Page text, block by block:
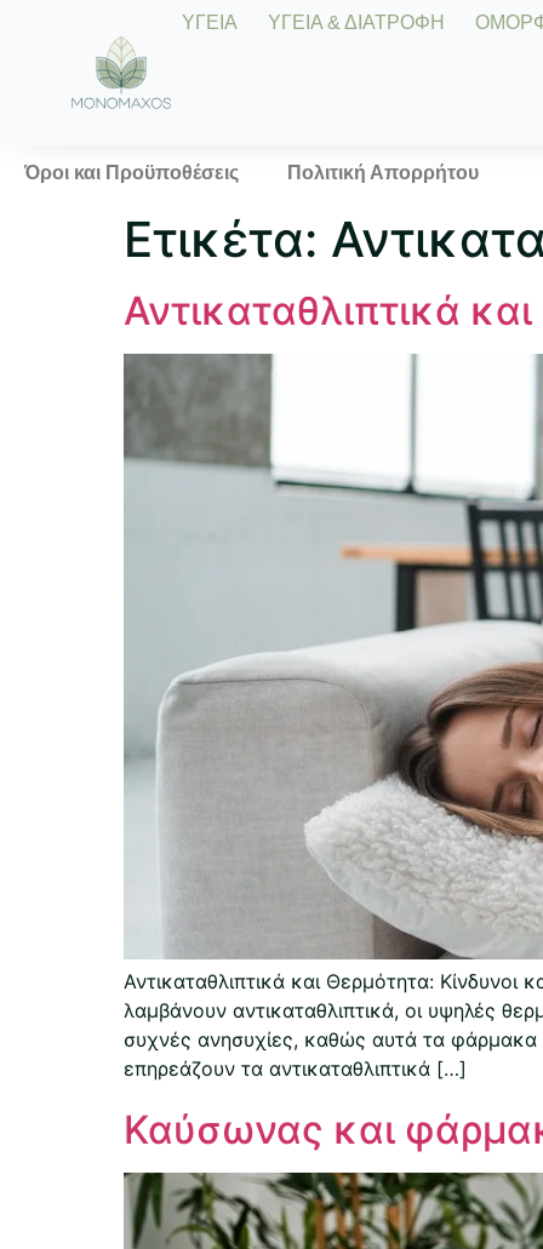
ΥΓΕΙΑ ΥΓΕΙΑ & ΔΙΑΤΡΟΦΗ
Όροι και Προϋποθέσεις Πολιτική Απορρήτου
Ετικέτα:
Αντικαταθλιπτικά
Αντικαταθλιπτικά και Θερμότητα: Κίνδυνοι
λαμβάνουν αντικαταθλιπτικά, οι υψηλές
συχνές ανησυχίες, καθώς αυτά τα φάρμακα
επηρεάζουν τα αντικαταθλιπτικά […]
Καύσωνας και